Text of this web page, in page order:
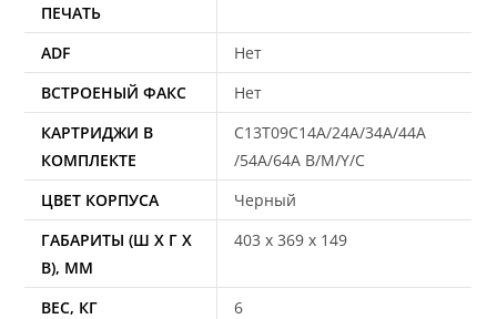
ПЕЧАТЬ
ADF
Нет
ВСТРОЕНЫЙ ФАКС
Нет
КАРТРИДЖИ В
КОМПЛЕКТЕ
C13T09C14A/24A/34A/44A
/54A/64A B/M/Y/C
ЦВЕТ КОРПУСА
Черный
ГАБАРИТЫ (Ш X Г X
В), ММ
403 x 369 x 149
ВЕC, КГ
6